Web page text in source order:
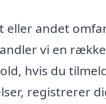
eller andet
vi en
hvis du
registrerer